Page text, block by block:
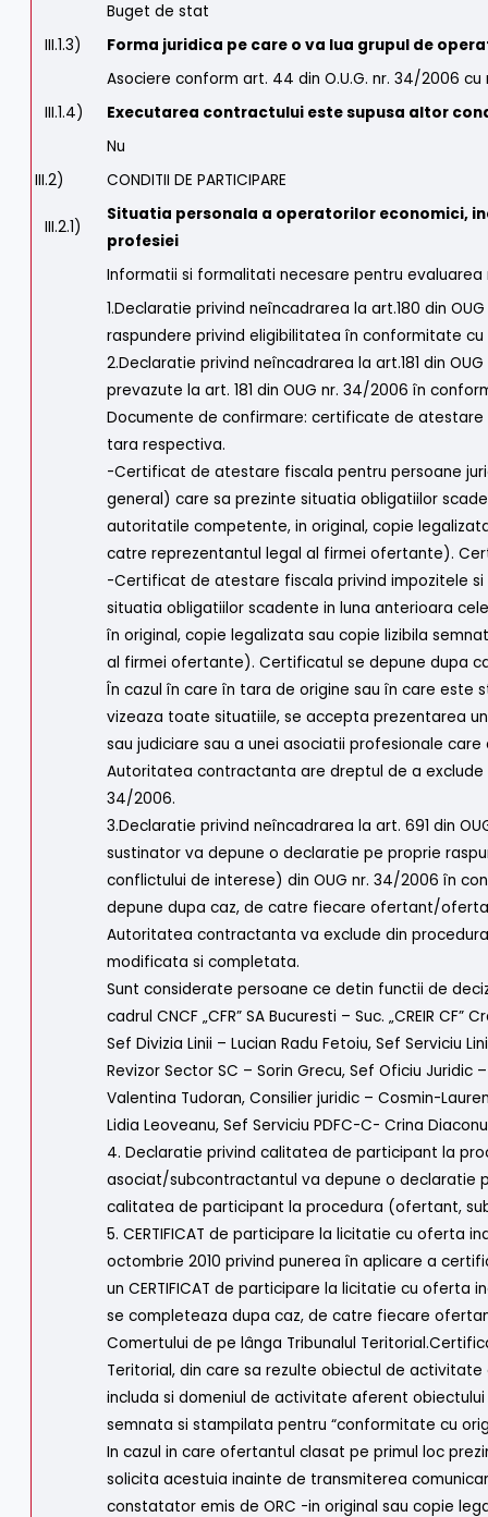
Buget de stat
III.1.3)
Forma juridica pe care o va lua grupul de
Asociere conform art. 44 din O.U.G. nr. 34/2006
III.1.4)
Executarea contractului este supusa altor
Nu
III.2)
CONDITII DE PARTICIPARE
III.2.1)
Situatia personala a operatorilor economici,
profesiei
Informatii si formalitati necesare pentru
1.Declaratie privind neîncadrarea la art.180 din
raspundere privind eligibilitatea în conformitate
2.Declaratie privind neîncadrarea la art.181 din
prevazute la art. 181 din OUG nr. 34/2006 în
Documente de confirmare: certificate de
tara respectiva.
-Certificat de atestare fiscala pentru persoane
general) care sa prezinte situatia obligatiilor
autoritatile competente, in original, copie
catre reprezentantul legal al firmei ofertante).
-Certificat de atestare fiscala privind impozitele
situatia obligatiilor scadente in luna anterioara
în original, copie legalizata sau copie lizibila
al firmei ofertante). Certificatul se depune dupa
În cazul în care în tara de origine sau în care
vizeaza toate situatiile, se accepta prezentarea
sau judiciare sau a unei asociatii profesionale
Autoritatea contractanta are dreptul de a exclude
34/2006.
3.Declaratie privind neîncadrarea la art. 691 din
sustinator va depune o declaratie pe proprie
conflictului de interese) din OUG nr. 34/2006 în
depune dupa caz, de catre fiecare ofertant/
Autoritatea contractanta va exclude din
modificata si completata.
Sunt considerate persoane ce detin functii de
cadrul CNCF „CFR” SA Bucuresti – Suc. „CREIR
Sef Divizia Linii – Lucian Radu Fetoiu, Sef Serviciu
Revizor Sector SC – Sorin Grecu, Sef Oficiu Juridic
Valentina Tudoran, Consilier juridic – Cosmin-
Lidia Leoveanu, Sef Serviciu PDFC-C- Crina
4. Declaratie privind calitatea de participant la
asociat/subcontractantul va depune o declaratie
calitatea de participant la procedura (ofertant,
5. CERTIFICAT de participare la licitatie cu oferta
octombrie 2010 privind punerea în aplicare a
un CERTIFICAT de participare la licitatie cu oferta
se completeaza dupa caz, de catre fiecare
Comertului de pe lânga Tribunalul
Teritorial, din care sa rezulte obiectul de
includa si domeniul de activitate aferent
semnata si stampilata pentru “conformitate cu
In cazul in care ofertantul clasat pe primul loc
solicita acestuia inainte de transmiterea
constatator emis de ORC -in original sau copie